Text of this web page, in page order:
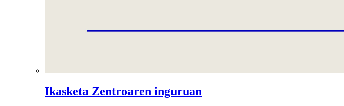
Ikasketa Zentroaren inguruan